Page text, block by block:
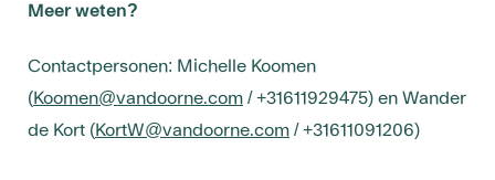
Meer weten?
Contactpersonen: Michelle Koomen
(Koomen@vandoorne.com / +31611929475) en Wander
de Kort (KortW@vandoorne.com / +31611091206)